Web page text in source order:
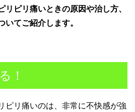
リピリ痛いときの原因や治し方、
いてご紹介します。
！
ピリ痛いのは、非常に不快感が強